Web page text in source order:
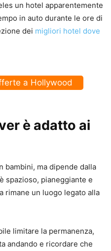
un hotel apparentemente
in auto durante le ore di
dei migliori hotel dove
a Hollywood
è adatto ai
bambini, ma dipende dalla
spazioso, pianeggiante e
rimane un luogo legato alla
limitare la permanenza,
andando e ricordare che